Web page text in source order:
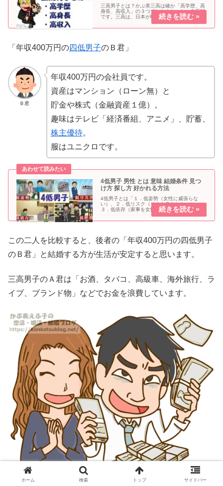
三高男子とは？かぶ美三高は確か「高学歴、高
身長、高収入」の３つでしたよね。かつ夫正解
です。三高は、日本が昭和時代の「バブル好景
気」の頃に、女性が「男性の理想像として掲げ
た３条件」です。婚活女子「三高はモテる男の
「年収400万円の四低男子のＢ君」
Ｂ君
年収400万円の会社員です。
資産はマンション（ローン無）と
貯金や株式（金融資産１億）。
趣味はテレビ「経済番組、アニメ」、貯蓄、
株主優待。
服はユニクロです。
4低男子 男性 とは 意味 結婚条件 見つ
け方 探し方 好かれる方法
4低男子とは「１．低姿勢（女性に威張らな
い）、２．低リスク（リストラされない）、
３．低依存（家事を女性に頼らない）、４．低
燃費（倹約家）」の男性を差します。
この二人を比較すると、後者の「年収400万円の四低男子
のＢ君」と結婚する方が生活が安定すると思います。
三高男子のＡ君は「お酒、タバコ、高級車、海外旅行、ラ
イブ、ブランド物」などでお金を浪費しています。
ホーム 検索 トップ サイドバー